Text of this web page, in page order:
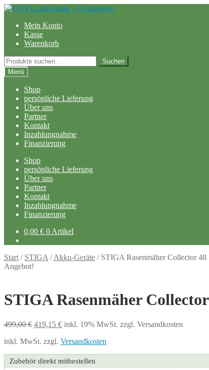
Zur
springen
Zum
springenMein Konto
Kasse
Warenkorb
Suchen
nach:
Suchen
Menü
Shop
persönliche Lieferung
Über uns
Partner
Kontakt
Inzahlungnahme
Finanzierung
Shop
persönliche Lieferung
Über uns
Partner
Kontakt
Inzahlungnahme
Finanzierung
0,00 € 0 Artikel
Start / STIGA /Akku-Geräte / STIGA Rasenmäher Collector
Angebot!
STIGA Rasenmäher
499,00€ Ursprünglicher
war:
419,15 €Aktueller
ist:
inkl. 19% MwSt. zzgl. Versandkosten
inkl. MwSt. zzgl. Versandkosten
Zubehör direkt mitbestellen